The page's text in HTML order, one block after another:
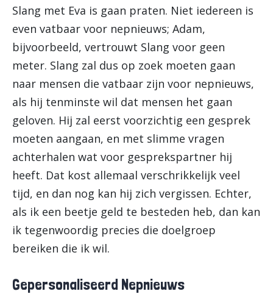
Slang met Eva is gaan praten. Niet iedereen is
even vatbaar voor nepnieuws; Adam,
bijvoorbeeld, vertrouwt Slang voor geen
meter. Slang zal dus op zoek moeten gaan
naar mensen die vatbaar zijn voor nepnieuws,
als hij tenminste wil dat mensen het gaan
geloven. Hij zal eerst voorzichtig een gesprek
moeten aangaan, en met slimme vragen
achterhalen wat voor gesprekspartner hij
heeft. Dat kost allemaal verschrikkelijk veel
tijd, en dan nog kan hij zich vergissen. Echter,
als ik een beetje geld te besteden heb, dan kan
ik tegenwoordig precies die doelgroep
bereiken die ik wil.
Gepersonaliseerd Nepnieuws